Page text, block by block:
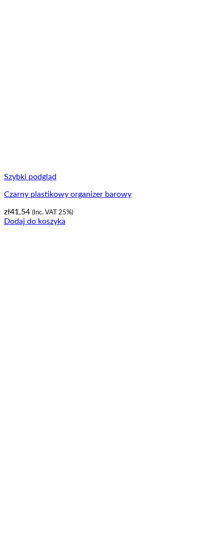
Szybki podgląd
Czarny plastikowy organizer barowy
zł41,54 (Inc. VAT 25%)
Dodaj do koszyka